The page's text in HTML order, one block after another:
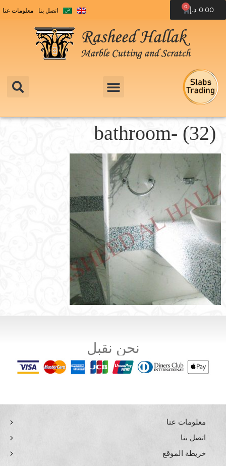
0.00 د.إ 0
اتصل بنا معلومات عنا
bathroom- (32)
نحن نقبل
معلومات عنا
اتصل بنا
خريطة الموقع